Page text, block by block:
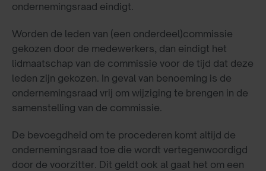
ondernemingsraad eindigt.
Worden de leden van (een onderdeel)commissie
gekozen door de medewerkers, dan eindigt het
lidmaatschap van de commissie voor de tijd dat deze
leden zijn gekozen. In geval van benoeming is de
ondernemingsraad vrij om wijziging te brengen in de
samenstelling van de commissie.
De bevoegdheid om te procederen komt altijd de
ondernemingsraad toe die wordt vertegenwoordigd
door de voorzitter. Dit geldt ook al gaat het om een